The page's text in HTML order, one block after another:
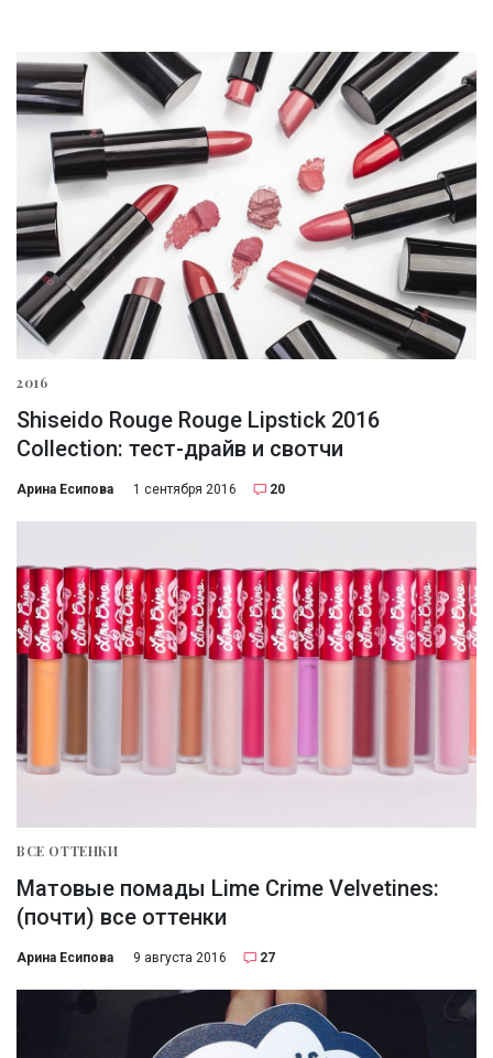
2016
Shiseido Rouge Rouge Lipstick 2016
Collection: тест-драйв и свотчи
Арина Есипова 1 сентября 2016 20
ВСЕ ОТТЕНКИ
Матовые помады Lime Crime Velvetines:
(почти) все оттенки
Арина Есипова 9 августа 2016 27